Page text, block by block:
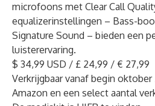
microfoons met Clear Call
equalizerinstellingen – Bass-
Signature Sound – bieden een
luisterervaring.
$ 34,99 USD / £ 24,99 / € 27,99
Verkrijgbaar vanaf begin
Amazon en een select aantal